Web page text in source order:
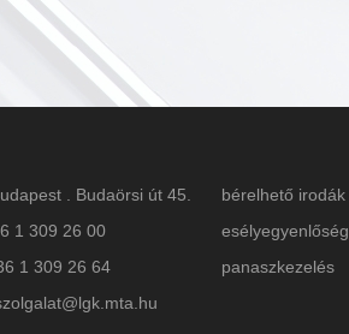
. Budaörsi út 45.
1 309 26 00
1 309 26 64
bérelhető irodák
esélyegyenlőség
panaszkezelés